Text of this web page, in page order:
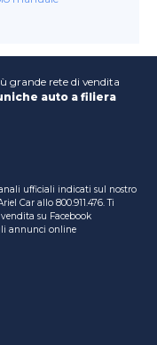
grande rete di vendita
auto a filiera
ufficiali indicati sul nostro
Car allo 800.911.476. Ti
su Facebook
annunci online